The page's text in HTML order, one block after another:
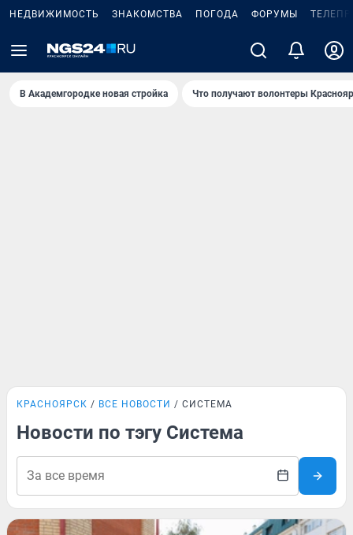
НЕДВИЖИМОСТЬ ЗНАКОМСТВА ПОГОДА ФОРУМЫ
В Академгородке новая стройка Что получают волонтеры
КРАСНОЯРСК ВСЕ НОВОСТИ СИСТЕМА
Новости по тэгу Система